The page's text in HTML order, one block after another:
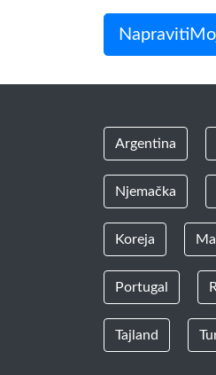
Argentina
Njemačka
Koreja
Portugal
Tajland